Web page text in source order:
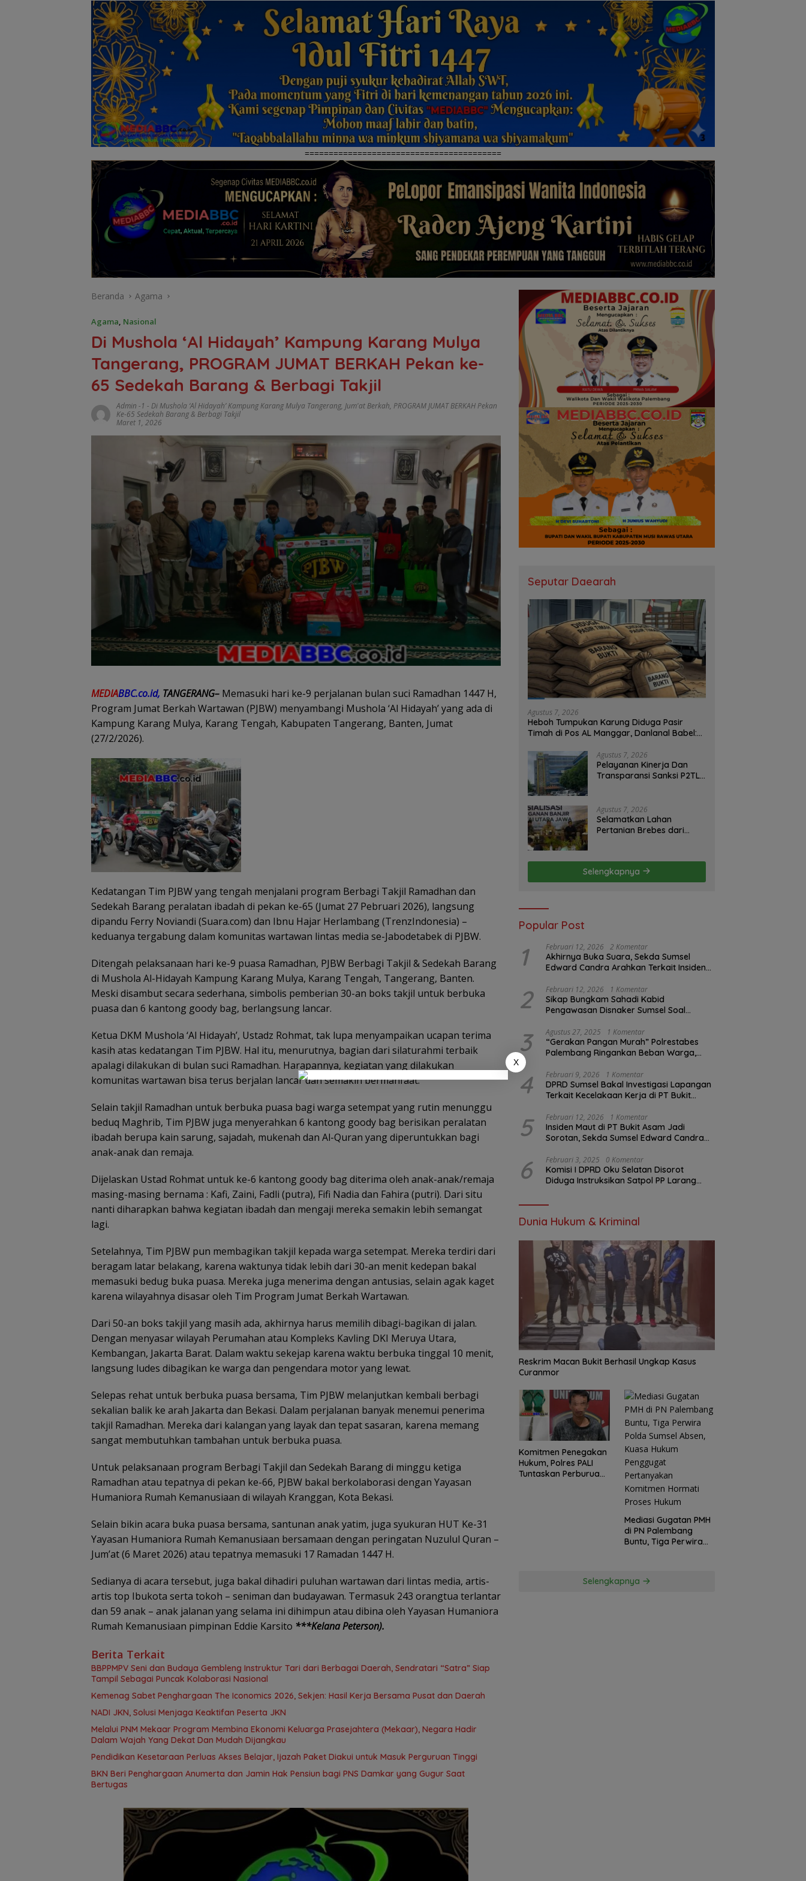
=========================================
Beranda Agama
Agama Nasional
Di Mushola ‘Al Hidayah’ Kampung Karang Mulya
Tangerang, PROGRAM JUMAT BERKAH Pekan ke-
65 Sedekah Barang & Berbagi Takjil
Admin -1 - Di Mushola ‘Al Hidayah’ Kampung Karang Mulya Tangerang, Jum'at Berkah, PROGRAM JUMAT BERKAH Pekan
Ke-65 Sedekah Barang & Berbagi Takjil
Maret 1, 2026
MEDIABBC.co.id, TANGERANG– Memasuki hari ke-9 perjalanan bulan suci Ramadhan 1447 H,
Program Jumat Berkah Wartawan (PJBW) menyambangi Mushola ‘Al Hidayah’ yang ada di
Kampung Karang Mulya, Karang Tengah, Kabupaten Tangerang, Banten, Jumat
(27/2/2026).
Kedatangan Tim PJBW yang tengah menjalani program Berbagi Takjil Ramadhan dan
Sedekah Barang peralatan ibadah di pekan ke-65 (Jumat 27 Pebruari 2026), langsung
dipandu Ferry Noviandi (Suara.com) dan Ibnu Hajar Herlambang (TrenzIndonesia) –
keduanya tergabung dalam komunitas wartawan lintas media se-Jabodetabek di PJBW.
Ditengah pelaksanaan hari ke-9 puasa Ramadhan, PJBW Berbagi Takjil & Sedekah Barang
di Mushola Al-Hidayah Kampung Karang Mulya, Karang Tengah, Tangerang, Banten.
Meski disambut secara sederhana, simbolis pemberian 30-an boks takjil untuk berbuka
puasa dan 6 kantong goody bag, berlangsung lancar.
Ketua DKM Mushola ‘Al Hidayah’, Ustadz Rohmat, tak lupa menyampaikan ucapan terima
kasih atas kedatangan Tim PJBW. Hal itu, menurutnya, bagian dari silaturahmi terbaik
apalagi dilakukan di bulan suci Ramadhan. Harapannya, kegiatan yang dilakukan
komunitas wartawan bisa terus berjalan lancar dan semakin bermanfaat.
Selain takjil Ramadhan untuk berbuka puasa bagi warga setempat yang rutin menunggu
beduq Maghrib, Tim PJBW juga menyerahkan 6 kantong goody bag berisikan peralatan
ibadah berupa kain sarung, sajadah, mukenah dan Al-Quran yang diperuntukkan bagi
anak-anak dan remaja.
Dijelaskan Ustad Rohmat untuk ke-6 kantong goody bag diterima oleh anak-anak/remaja
masing-masing bernama : Kafi, Zaini, Fadli (putra), Fifi Nadia dan Fahira (putri). Dari situ
nanti diharapkan bahwa kegiatan ibadah dan mengaji mereka semakin lebih semangat
lagi.
Setelahnya, Tim PJBW pun membagikan takjil kepada warga setempat. Mereka terdiri dari
beragam latar belakang, karena waktunya tidak lebih dari 30-an menit kedepan bakal
memasuki bedug buka puasa. Mereka juga menerima dengan antusias, selain agak kaget
karena wilayahnya disasar oleh Tim Program Jumat Berkah Wartawan.
Dari 50-an boks takjil yang masih ada, akhirnya harus memilih dibagi-bagikan di jalan.
Dengan menyasar wilayah Perumahan atau Kompleks Kavling DKI Meruya Utara,
Kembangan, Jakarta Barat. Dalam waktu sekejap karena waktu berbuka tinggal 10 menit,
langsung ludes dibagikan ke warga dan pengendara motor yang lewat.
Selepas rehat untuk berbuka puasa bersama, Tim PJBW melanjutkan kembali berbagi
sekalian balik ke arah Jakarta dan Bekasi. Dalam perjalanan banyak menemui penerima
takjil Ramadhan. Mereka dari kalangan yang layak dan tepat sasaran, karena memang
sangat membutuhkan tambahan untuk berbuka puasa.
Untuk pelaksanaan program Berbagi Takjil dan Sedekah Barang di minggu ketiga
Ramadhan atau tepatnya di pekan ke-66, PJBW bakal berkolaborasi dengan Yayasan
Humaniora Rumah Kemanusiaan di wilayah Kranggan, Kota Bekasi.
Selain bikin acara buka puasa bersama, santunan anak yatim, juga syukuran HUT Ke-31
Yayasan Humaniora Rumah Kemanusiaan bersamaan dengan peringatan Nuzulul Quran –
Jum’at (6 Maret 2026) atau tepatnya memasuki 17 Ramadan 1447 H.
Sedianya di acara tersebut, juga bakal dihadiri puluhan wartawan dari lintas media, artis-
artis top Ibukota serta tokoh – seniman dan budayawan. Termasuk 243 orangtua terlantar
dan 59 anak – anak jalanan yang selama ini dihimpun atau dibina oleh Yayasan Humaniora
Rumah Kemanusiaan pimpinan Eddie Karsito ***Kelana Peterson).
Berita Terkait
BBPPMPV Seni dan Budaya Gembleng Instruktur Tari dari Berbagai Daerah, Sendratari “Satra” Siap
Tampil Sebagai Puncak Kolaborasi Nasional
Kemenag Sabet Penghargaan The Iconomics 2026, Sekjen: Hasil Kerja Bersama Pusat dan Daerah
NADI JKN, Solusi Menjaga Keaktifan Peserta JKN
Melalui PNM Mekaar Program Membina Ekonomi Keluarga Prasejahtera (Mekaar), Negara Hadir
Dalam Wajah Yang Dekat Dan Mudah Dijangkau
Pendidikan Kesetaraan Perluas Akses Belajar, Ijazah Paket Diakui untuk Masuk Perguruan Tinggi
BKN Beri Penghargaan Anumerta dan Jamin Hak Pensiun bagi PNS Damkar yang Gugur Saat
Bertugas
Seputar Daearah
Agustus 7, 2026
Heboh Tumpukan Karung Diduga Pasir
Timah di Pos AL Manggar, Danlanal Babel:
Agustus 7, 2026
Pelayanan Kinerja Dan
Transparansi Sanksi P2TL
S2JB Terkesan Tutup Mata
Agustus 7, 2026
Selamatkan Lahan
Pertanian Brebes dari
Selengkapnya
Popular Post
1 Februari 12, 2026 2 Komentar
Akhirnya Buka Suara, Sekda Sumsel
Edward Candra Arahkan Terkait Insiden
2 Februari 12, 2026 1 Komentar
Sikap Bungkam Sahadi Kabid
Pengawasan Disnaker Sumsel Soal
Pengawasan K3?
3 Agustus 27, 2025 1 Komentar
“Gerakan Pangan Murah” Polrestabes
Palembang Ringankan Beban Warga,
4 Februari 9, 2026 1 Komentar
DPRD Sumsel Bakal Investigasi Lapangan
Terkait Kecelakaan Kerja di PT Bukit
5 Februari 12, 2026 1 Komentar
Insiden Maut di PT Bukit Asam Jadi
Sorotan, Sekda Sumsel Edward Candra
6 Februari 3, 2025 0 Komentar
Komisi I DPRD Oku Selatan Disorot
Diduga Instruksikan Satpol PP Larang
Dunia Hukum & Kriminal
Reskrim Macan Bukit Berhasil Ungkap Kasus
Curanmor
Komitmen Penegakan
Hukum, Polres PALI
Tuntaskan Perburuan
Mediasi Gugatan PMH
di PN Palembang
Buntu, Tiga Perwira
Pertanyakan
Selengkapnya
X